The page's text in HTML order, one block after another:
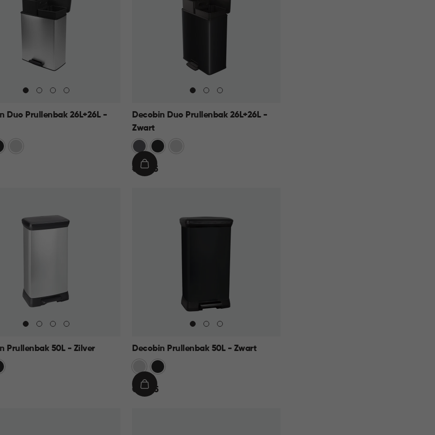
Duo Prullenbak 26L+26L -
Decobin Duo Prullenbak 26L+26L -
Zwart
Grijs Zwart
€€ 69,95
IN
Prullenbak 50L - Zilver Decobin Prullenbak 50L - Zwart
Zwart
€€ 49,95
IN